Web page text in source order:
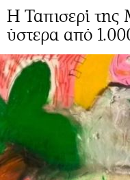
Η Ταπισερί της
ύστερα από